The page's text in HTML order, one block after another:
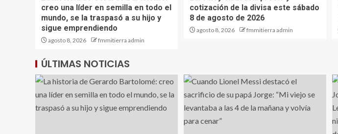
creo una líder en semilla en todo el
mundo, se la traspasó a su hijo y
sigue emprendiendo
agosto 8, 2026 fmmitierra admin
cotización de la divisa este sábado
8 de agosto de 2026
agosto 8, 2026 fmmitierra admin
ÚLTIMAS NOTICIAS